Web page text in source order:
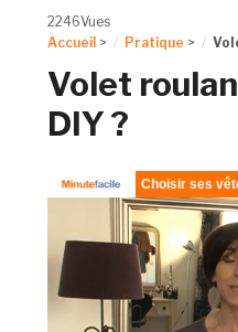
2246Vues
Accueil > Pratique >
Volet
DIY ?